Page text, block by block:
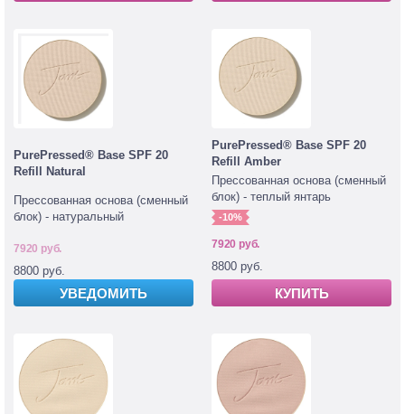
PurePressed® Base SPF 20
Refill Natural
Прессованная основа (сменный
блок) - натуральный
7920 руб.
8800 руб.
УВЕДОМИТЬ
PurePressed® Base SPF 20
Refill Amber
Прессованная основа (сменный
блок) - теплый янтарь
-10%
7920 руб.
8800 руб.
КУПИТЬ